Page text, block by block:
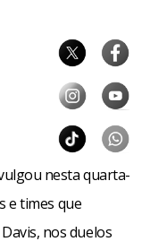
nesta quarta-
e times que
nos duelos